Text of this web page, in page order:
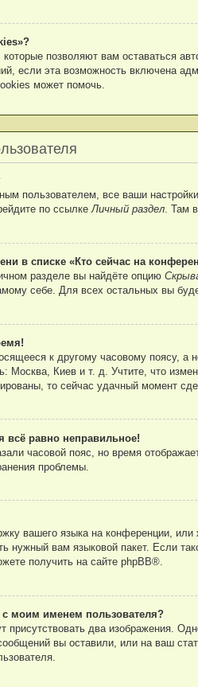
позволяют вам оставаться
если эта возможность включена
может помочь.
пользователем, все ваши
по ссылкеЛичный раздел. Там
в списке «Кто сейчас на
разделе вы найдёте опцию
себе. Для всех остальных вы
к другому часовому поясу, а
Москва, Киев и т. д. Учтите, что
то сейчас удачный момент
всё равно неправильное!
часовой пояс, но время
проблемы.
вашего языка на конференции,
нужный вам языковой пакет. Если
получить на сайте phpBB®.
моим именем пользователя?
присутствовать два изображения.
вы оставили, или на ваш